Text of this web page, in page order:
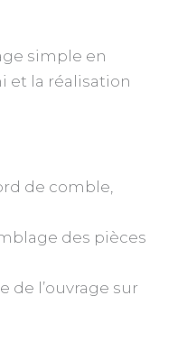
simple en
et la réalisation
de comble,
des pièces
de l’ouvrage sur